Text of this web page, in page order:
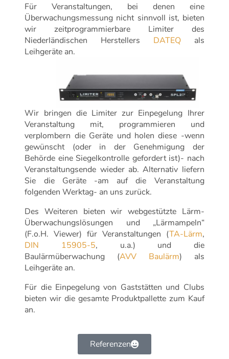
Für Veranstaltungen, bei denen eine
Überwachungsmessung nicht sinnvoll ist, bieten
wir zeitprogrammierbare Limiter des
Niederländischen Herstellers DATEQals
Leihgeräte an.
Wir bringen die Limiter zur Einpegelung Ihrer
Veranstaltung mit, programmieren und
verplombern die Geräte und holen diese -wenn
gewünscht (oder in der Genehmigung der
Behörde eine Siegelkontrolle gefordert ist)- nach
Veranstaltungsende wieder ab. Alternativ liefern
Sie die Geräte -am auf die Veranstaltung
folgenden Werktag- an uns zurück.
Des Weiteren bieten wir webgestützte Lärm-
Überwachungslösungen und „Lärmampeln“
(F.o.H. Viewer) für Veranstaltungen (TA-Lärm,
DIN 15905-5, u.a.) und die
Baulärmüberwachung (AVV Baulärm) als
Leihgeräte an.
Für die Einpegelung von Gaststätten und Clubs
bieten wir die gesamte Produktpallette zum Kauf
an.
Referenzen